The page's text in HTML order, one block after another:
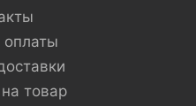
оплаты
товар